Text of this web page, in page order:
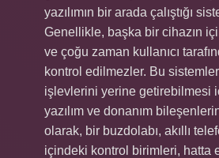
yazılımın bir arada çalıştığı
Genellikle, başka bir cihazın
ve çoğu zaman kullanıcı
kontrol edilmezler. Bu
işlevlerini yerine getirebilmesi
yazılım ve donanım
olarak, bir buzdolabı, akıllı
içindeki kontrol birimleri, hatta